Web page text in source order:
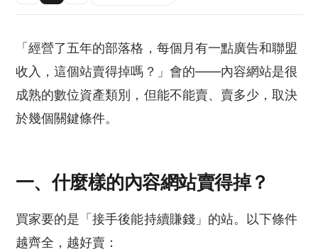
「經營了五年的部落格，每個月有一點廣告和聯盟
收入，這個站賣得掉嗎？」會的——內容網站是很
成熟的數位資產類別，但能不能賣、賣多少，取決
於幾個關鍵條件。
一、什麼樣的內容網站賣得掉？
買家要的是「接手後能持續賺錢」的站。以下條件
越齊全，越好賣：